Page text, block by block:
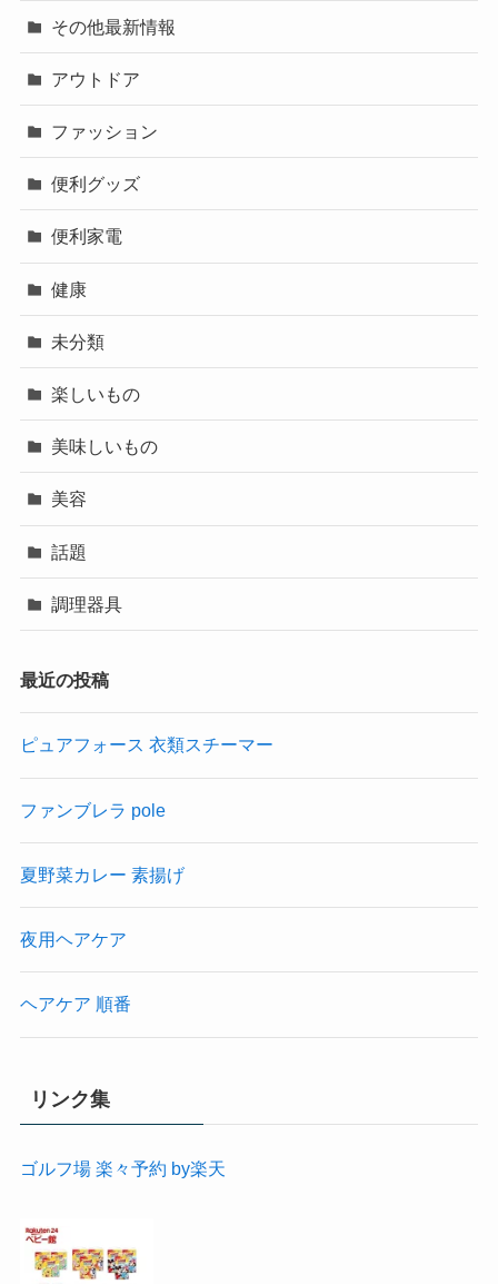
その他最新情報
アウトドア
ファッション
便利グッズ
便利家電
健康
未分類
楽しいもの
美味しいもの
美容
話題
調理器具
最近の投稿
ピュアフォース 衣類スチーマー
ファンブレラ pole
夏野菜カレー 素揚げ
夜用ヘアケア
ヘアケア 順番
リンク集
ゴルフ場 楽々予約 by楽天